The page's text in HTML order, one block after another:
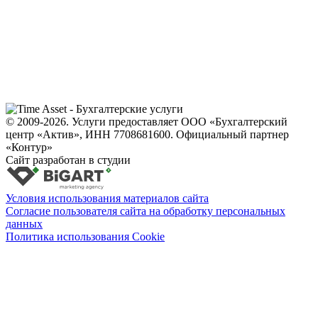
© 2009-2026. Услуги предоставляет ООО «Бухгалтерский
центр «Актив», ИНН 7708681600. Официальный партнер
«Контур»
Сайт разработан в студии
Условия использования материалов сайта
Согласие пользователя сайта на обработку персональных
данных
Политика использования Cookie